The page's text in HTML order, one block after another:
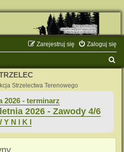
Zaloguj się
Zarejestruj się
Strzelectwa Terenowego
2026 - terminarz
2026 - Zawody 4/6
Y N I K I